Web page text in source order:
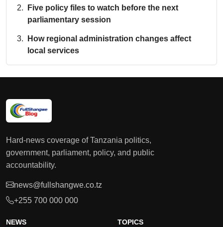
Five policy files to watch before the next
parliamentary session
How regional administration changes affect
local services
Hard-news coverage of Tanzania politics,
government, parliament, policy, and public
accountability.
news@fullshangwe.co.tz
+255 700 000 000
NEWS TOPICS